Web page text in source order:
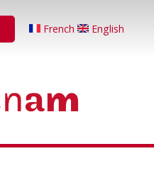
French English